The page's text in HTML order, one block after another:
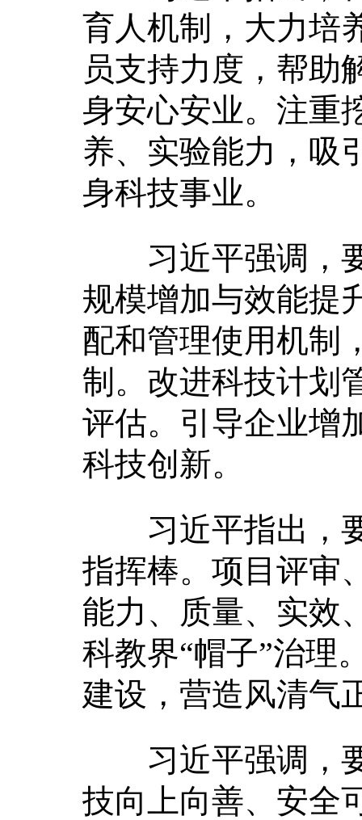
育人机制，大力培
员支持力度，帮助
身安心安业。注重
养、实验能力，吸
身科技事业。
习近平强调，要
规模增加与效能提
配和管理使用机制
制。改进科技计划
评估。引导企业增
科技创新。
习近平指出，要
指挥棒。项目评审
能力、质量、实效
科教界“帽子”治理
建设，营造风清气
习近平强调，要
技向上向善、安全